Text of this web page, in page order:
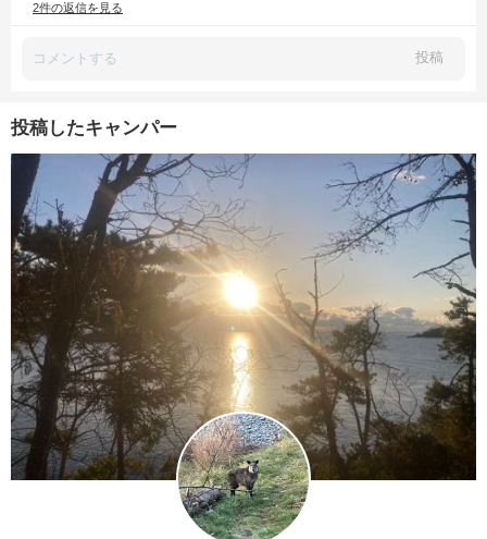
2件の返信を見る
投稿
投稿したキャンパー